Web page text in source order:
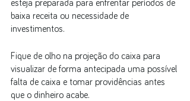
esteja preparada para enfrentar períodos de
baixa receita ou necessidade de
investimentos.
Fique de olho na projeção do caixa para
visualizar de forma antecipada uma possível
falta de caixa e tomar providências antes
que o dinheiro acabe.